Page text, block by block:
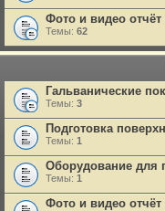
Фото и видео
Темы: 62
Гальванические
Темы: 3
Подготовка
Темы: 1
Оборудование для
Темы: 1
Фото и видео отчёт